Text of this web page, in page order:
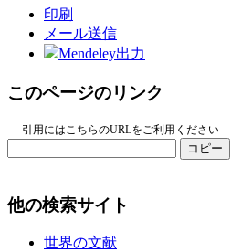
印刷
メール送信
Mendeley出力
このページのリンク
引用にはこちらのURLをご利用ください
コピー
他の検索サイト
世界の文献